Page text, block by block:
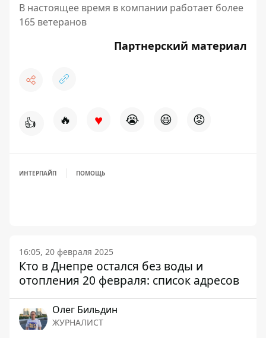
В настоящее время в компании работает более
165 ветеранов
Партнерский материал
👍 🔥 ♥ 😭 😆 😡
ИНТЕРПАЙП ПОМОЩЬ
16:05, 20 февраля 2025
Кто в Днепре остался без воды и
отопления 20 февраля: список адресов
Олег Бильдин
ЖУРНАЛИСТ